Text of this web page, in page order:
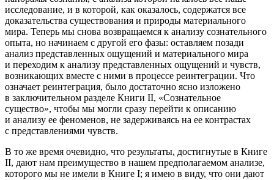
исследование, и в которой, как оказалось, содержатся все
доказательства существования и природы материального
мира. Теперь мы снова возвращаемся к анализу сознательного
опыта, но начинаем с другой его фазы: оставляем позади
анализ представленных ощущений и материального мира
и переходим к анализу представленных ощущений и чувств,
возникающих вместе с ними в процессе реинтеграции. Что
означает реинтеграция, было достаточно ясно изложено
в заключительном разделе Книги II, «Сознательное
существо», чтобы мы могли сразу перейти к описанию
и анализу ее феноменов, не задерживаясь на ее контрастах
с представлениями чувств.
В то же время очевидно, что результаты, достигнутые в Книге
II, дают нам преимущество в нашем предполагаемом анализе,
которого мы не имели в Книге I; я имею в виду, что они дают